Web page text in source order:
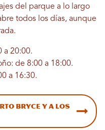
del parque a lo largo
todos los días, aunque
a 20:00.
de 8:00 a 18:00.
a 16:30.
Bryce y a los